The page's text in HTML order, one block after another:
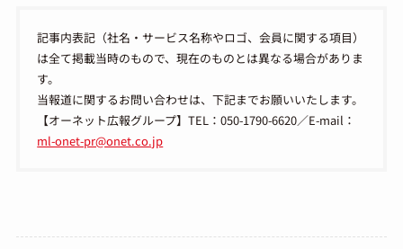
記事内表記（社名・サービス名称やロゴ、会員に関する項目）
は全て掲載当時のもので、現在のものとは異なる場合がありま
す。
当報道に関するお問い合わせは、下記までお願いいたします。
【オーネット広報グループ】TEL：050-1790-6620／E-mail：
ml-onet-pr@onet.co.jp